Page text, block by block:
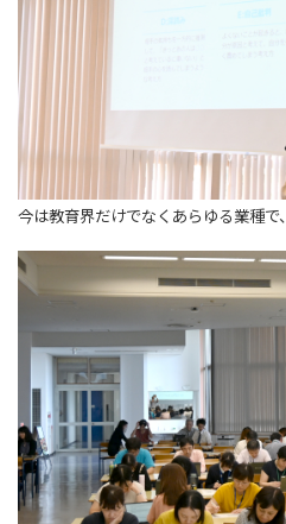
今は教育界だけでなくあらゆる業種で、